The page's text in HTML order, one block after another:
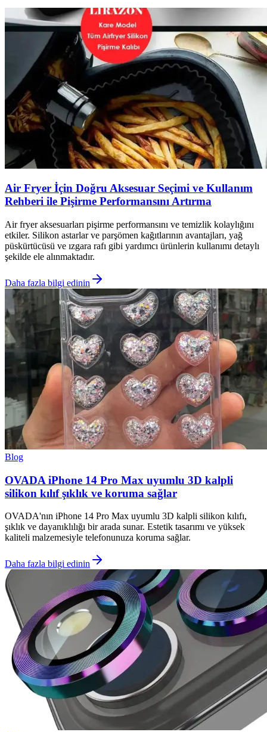
Air Fryer İçin Doğru Aksesuar Seçimi ve Kullanım
Rehberi ile Pişirme Performansını Artırma
Air fryer aksesuarları pişirme performansını ve temizlik kolaylığını
etkiler. Silikon astarlar ve parşömen kağıtlarının avantajları, yağ
püskürtücüsü ve ızgara rafı gibi yardımcı ürünlerin kullanımı detaylı
şekilde ele alınmaktadır.
Daha fazla bilgi edinin
Blog
OVADA iPhone 14 Pro Max uyumlu 3D kalpli
silikon kılıf şıklık ve koruma sağlar
OVADA'nın iPhone 14 Pro Max uyumlu 3D kalpli silikon kılıfı,
şıklık ve dayanıklılığı bir arada sunar. Estetik tasarımı ve yüksek
kaliteli malzemesiyle telefonunuza koruma sağlar.
Daha fazla bilgi edinin